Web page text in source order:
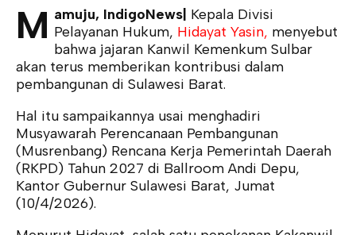
M amuju, IndigoNews| Kepala Divisi
Pelayanan Hukum, Hidayat Yasin, menyebut
bahwa jajaran Kanwil Kemenkum Sulbar
akan terus memberikan kontribusi dalam
pembangunan di Sulawesi Barat.
Hal itu sampaikannya usai menghadiri
Musyawarah Perencanaan Pembangunan
(Musrenbang) Rencana Kerja Pemerintah Daerah
(RKPD) Tahun 2027 di Ballroom Andi Depu,
Kantor Gubernur Sulawesi Barat, Jumat
(10/4/2026).